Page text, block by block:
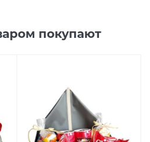
покупают